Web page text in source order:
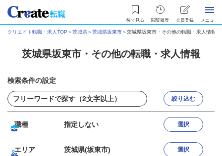
後で見る 閲覧履歴 会員登録 メニュー
クリエイト転職・求人TOP ＞茨城県＞茨城県坂東市＞茨城県坂東市・その他の転職・求人情報
茨城県坂東市・その他の転職・求人情報
検索条件の設定
絞り込む
職種 指定しない 選択
エリア 茨城県(坂東市) 選択